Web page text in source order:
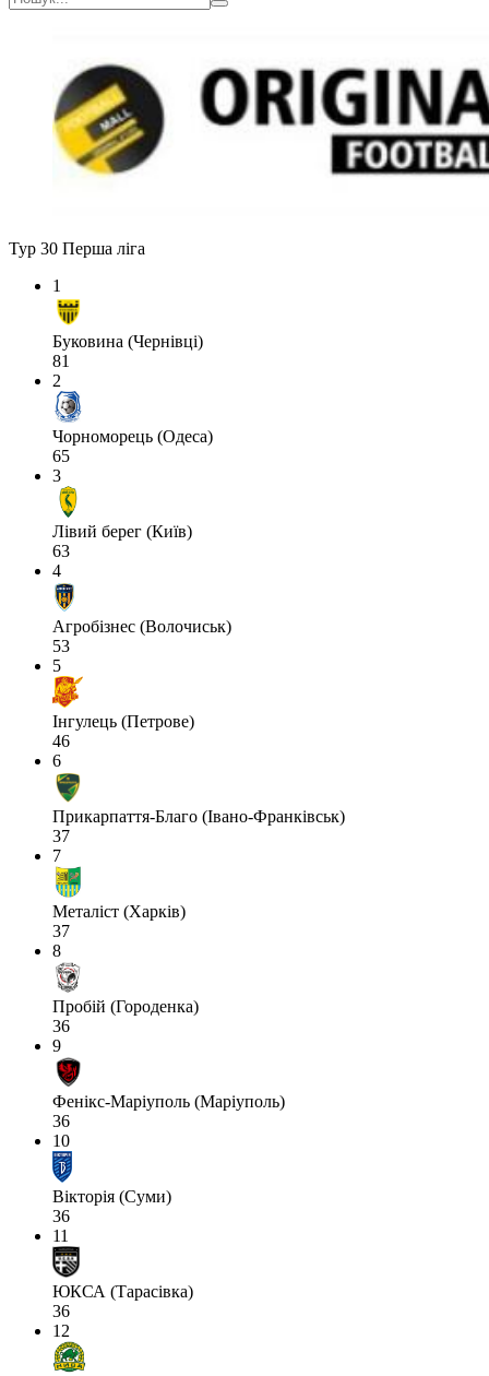
Тур 30 Перша ліга
1
Буковина (Чернівці)
81
2
Чорноморець (Одеса)
65
3
Лівий берег (Київ)
63
4
Агробізнес (Волочиськ)
53
5
Інгулець (Петрове)
46
6
Прикарпаття-Благо (Івано-Франківськ)
37
7
Металіст (Харків)
37
8
Пробій (Городенка)
36
9
Фенікс-Маріуполь (Маріуполь)
36
10
Вікторія (Суми)
36
11
ЮКСА (Тарасівка)
36
12